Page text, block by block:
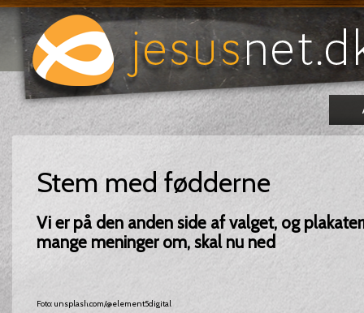
Stem med fødderne
Vi er på den anden side af valget, og
mange meninger om, skal nu ned
Foto: unsplash.com/@element5digital